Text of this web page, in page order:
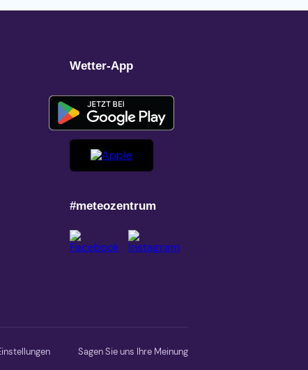
Wetter-App
#meteozentrum
Sagen Sie uns Ihre Meinung